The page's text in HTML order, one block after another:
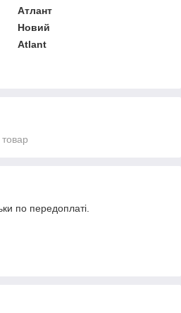
Атлант
Новий
Atlant
по передоплаті.